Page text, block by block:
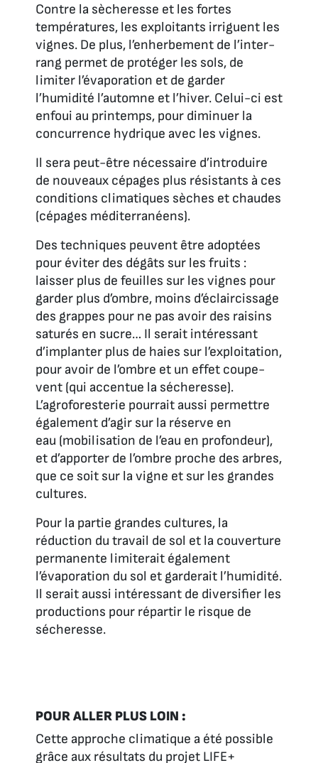
Contre la sècheresse et les fortes
températures, les exploitants irriguent les
vignes. De plus, l’enherbement de l’inter-
rang permet de protéger les sols, de
limiter l’évaporation et de garder
l’humidité l’automne et l’hiver. Celui-ci est
enfoui au printemps, pour diminuer la
concurrence hydrique avec les vignes.
Il sera peut-être nécessaire d’introduire
de nouveaux cépages plus résistants à ces
conditions climatiques sèches et chaudes
(cépages méditerranéens).
Des techniques peuvent être adoptées
pour éviter des dégâts sur les fruits :
laisser plus de feuilles sur les vignes pour
garder plus d’ombre, moins d’éclaircissage
des grappes pour ne pas avoir des raisins
saturés en sucre… Il serait intéressant
d’implanter plus de haies sur l’exploitation,
pour avoir de l’ombre et un effet coupe-
vent (qui accentue la sécheresse).
L’agroforesterie pourrait aussi permettre
également d’agir sur la réserve en
eau (mobilisation de l’eau en profondeur),
et d’apporter de l’ombre proche des arbres,
que ce soit sur la vigne et sur les grandes
cultures.
Pour la partie grandes cultures, la
réduction du travail de sol et la couverture
permanente limiterait également
l’évaporation du sol et garderait l’humidité.
Il serait aussi intéressant de diversifier les
productions pour répartir le risque de
sécheresse.
POUR ALLER PLUS LOIN :
Cette approche climatique a été possible
grâce aux résultats du projet LIFE+